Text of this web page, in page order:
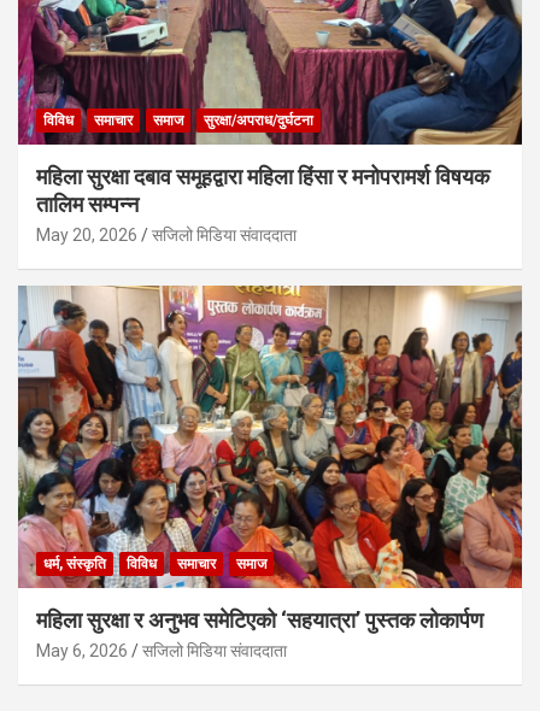
विविध समाचार समाज सुरक्षा/अपराध/दुर्घटना
महिला सुरक्षा दबाव समूहद्वारा महिला हिंसा र मनोपरामर्श विषयक
तालिम सम्पन्न
May 20, 2026 सजिलो मिडिया संवाददाता
धर्म, संस्कृति विविध समाचार समाज
महिला सुरक्षा र अनुभव समेटिएको ‘सहयात्रा’ पुस्तक लोकार्पण
May 6, 2026 सजिलो मिडिया संवाददाता